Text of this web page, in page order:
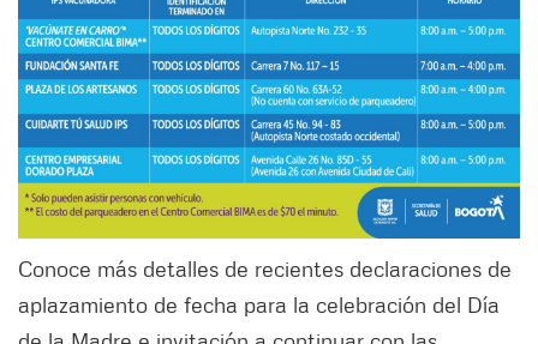
Conoce más detalles de recientes declaraciones de
aplazamiento de fecha para la celebración del Día